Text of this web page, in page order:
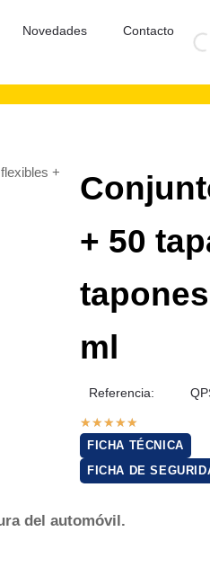
Novedades Contacto
+
+ 50
ml
Referencia:
★★★★★
FICHA TÉCNICA
FICHA DE
del automóvil.